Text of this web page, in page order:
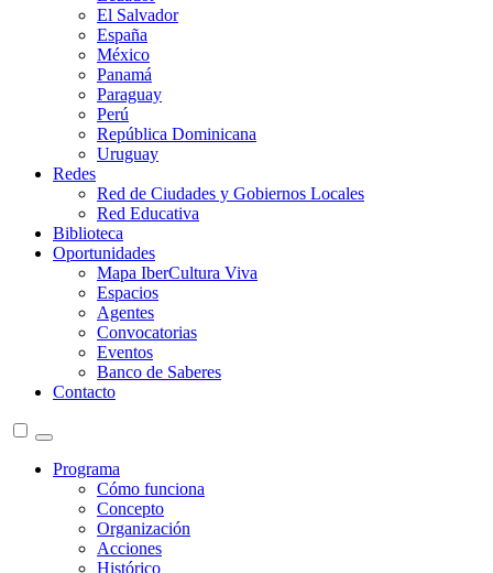
El Salvador
España
México
Panamá
Paraguay
Perú
República Dominicana
Uruguay
Redes
Red de Ciudades y Gobiernos Locales
Red Educativa
Biblioteca
Oportunidades
Mapa IberCultura Viva
Espacios
Agentes
Convocatorias
Eventos
Banco de Saberes
Contacto
Programa
Cómo funciona
Concepto
Organización
Acciones
Histórico